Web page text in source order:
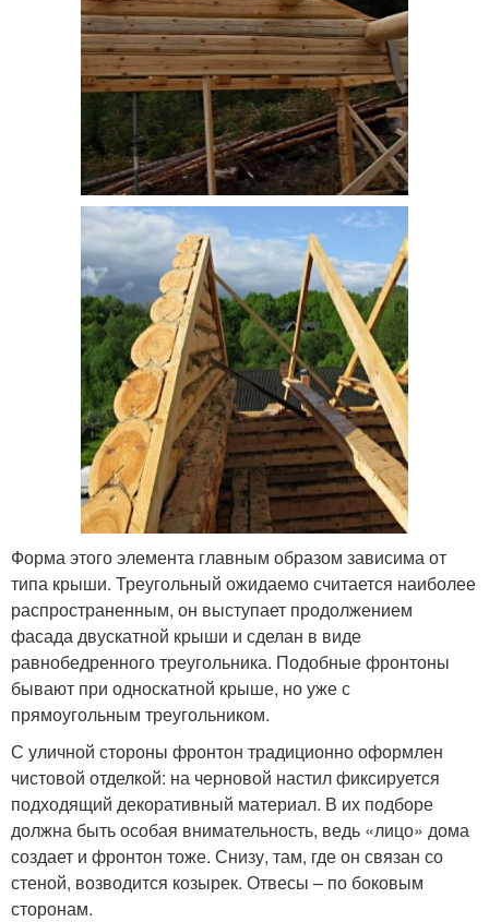
Форма этого элемента главным образом зависима от
типа крыши. Треугольный ожидаемо считается наиболее
распространенным, он выступает продолжением
фасада двускатной крыши и сделан в виде
равнобедренного треугольника. Подобные фронтоны
бывают при односкатной крыше, но уже с
прямоугольным треугольником.
С уличной стороны фронтон традиционно оформлен
чистовой отделкой: на черновой настил фиксируется
подходящий декоративный материал. В их подборе
должна быть особая внимательность, ведь «лицо» дома
создает и фронтон тоже. Снизу, там, где он связан со
стеной, возводится козырек. Отвесы – по боковым
сторонам.